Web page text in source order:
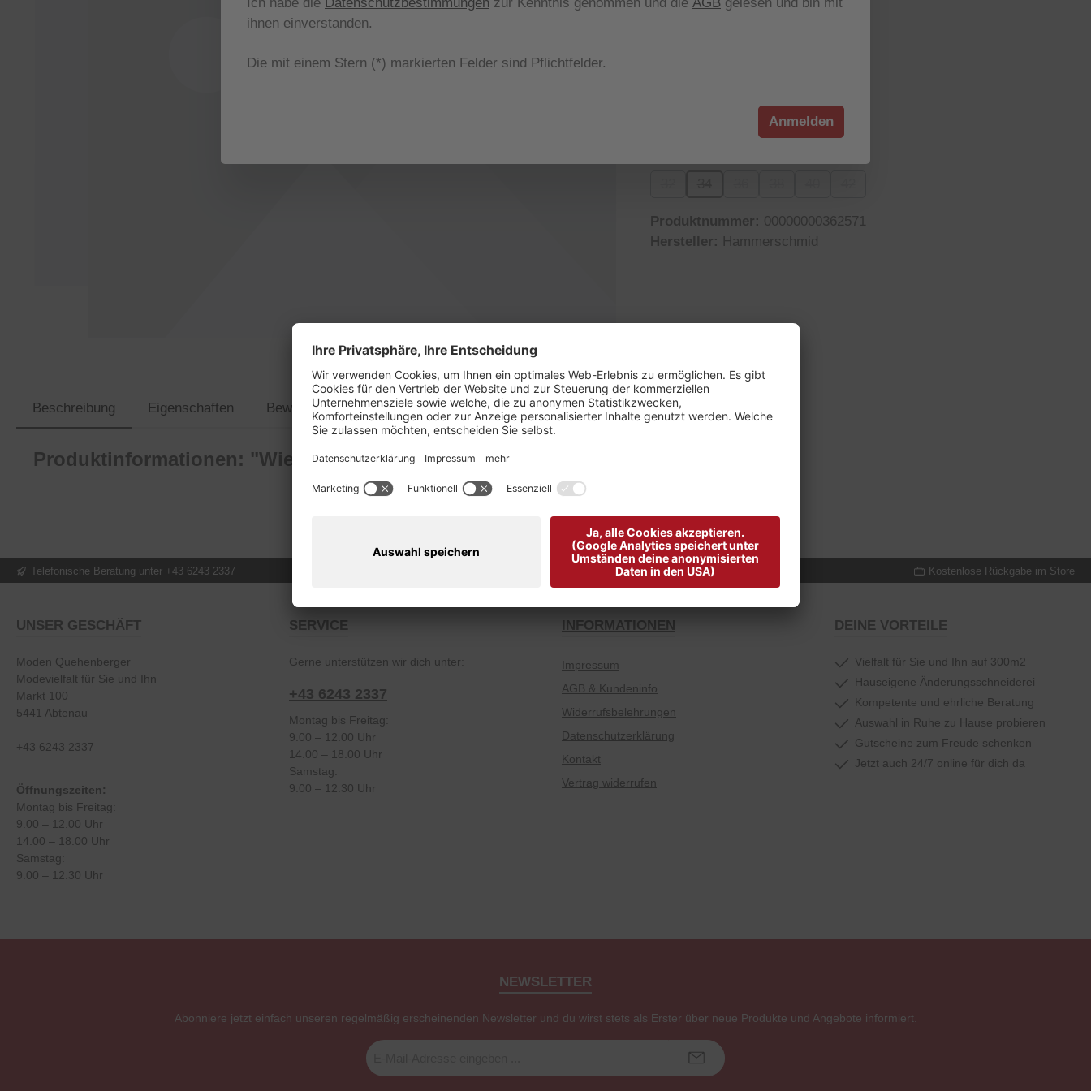
(Diese Option ist zurzeit nicht verfügbar.)
(Diese Option ist zurzeit nicht verfügbar.)
Produktnummer: 00000000362571
Hersteller: Hammerschmid
Beschreibung Eigenschaften Bewertungen
Produktinformationen: "Wiessee 242 2018"
Telefonische Beratung unter +43 6243 2337 Gutscheine zum Freude schenken Kostenlose Rückgabe im Store
SERVICE
Gerne unterstützen wir dich unter:
+43 6243 2337
Montag bis Freitag:
9.00 – 12.00 Uhr
14.00 – 18.00 Uhr
Samstag:
9.00 – 12.30 Uhr
INFORMATIONEN
Impressum
AGB & Kundeninfo
Widerrufsbelehrungen
Datenschutzerklärung
Kontakt
Vertrag widerrufen
UNSER GESCHÄFT
Moden Quehenberger
Modevielfalt für Sie und Ihn
Markt 100
5441 Abtenau
+43 6243 2337
Öffnungszeiten:
Montag bis Freitag:
9.00 – 12.00 Uhr
14.00 – 18.00 Uhr
Samstag:
9.00 – 12.30 Uhr
DEINE VORTEILE
Vielfalt für Sie und Ihn auf 300m2
Hauseigene Änderungsschneiderei
Kompetente und ehrliche Beratung
Auswahl in Ruhe zu Hause probieren
Gutscheine zum Freude schenken
Jetzt auch 24/7 online für dich da
NEWSLETTER
Abonniere jetzt einfach unseren regelmäßig erscheinenden Newsletter und du wirst stets als Erster über neue Produkte und Angebote informiert.
E-
Mail-
ihnen einverstanden.
Die mit einem Stern (*) markierten Felder sind Pflichtfelder.
Anmelden